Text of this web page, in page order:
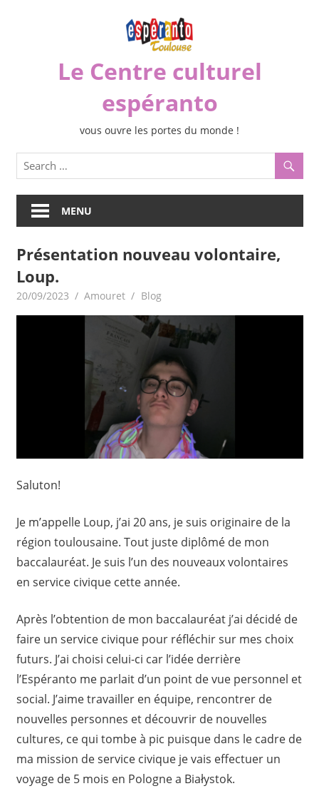
Le Centre culturel
espéranto
vous ouvre les portes du monde !
MENU
Présentation nouveau volontaire,
Loup.
20/09/2023 Amouret Blog
Saluton!
Je m’appelle Loup, j’ai 20 ans, je suis originaire de la
région toulousaine. Tout juste diplômé de mon
baccalauréat. Je suis l’un des nouveaux volontaires
en service civique cette année.
Après l’obtention de mon baccalauréat j’ai décidé de
faire un service civique pour réfléchir sur mes choix
futurs. J’ai choisi celui-ci car l’idée derrière
l’Espéranto me parlait d’un point de vue personnel et
social. J’aime travailler en équipe, rencontrer de
nouvelles personnes et découvrir de nouvelles
cultures, ce qui tombe à pic puisque dans le cadre de
ma mission de service civique je vais effectuer un
voyage de 5 mois en Pologne a Białystok.